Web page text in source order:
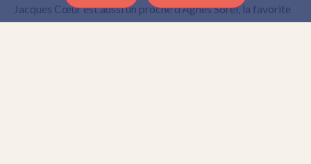
Jacques Cœur est aussi un proche d’Agnès Sorel, la favorite
du roi qui achète chez lui de nombreuses étoffes. Cette